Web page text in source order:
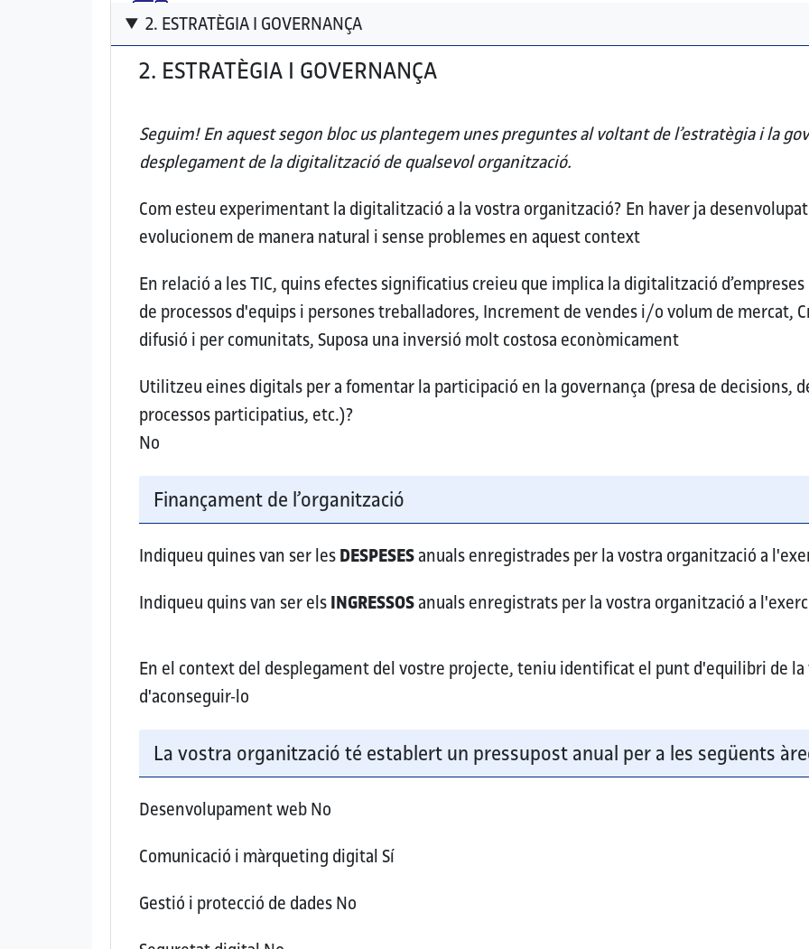
2. ESTRATÈGIA I GOVERNANÇA
2. ESTRATÈGIA I GOVERNANÇA
Seguim! En aquest segon bloc us plantegem unes preguntes al voltant de l’estratègia i la
desplegament de la digitalització de qualsevol organització.
Com esteu experimentant la digitalització a la vostra organització? En haver ja
evolucionem de manera natural i sense problemes en aquest context
En relació a les TIC, quins efectes significatius creieu que implica la digitalització
de processos d'equips i persones treballadores, Increment de vendes i/o volum de mercat,
difusió i per comunitats, Suposa una inversió molt costosa econòmicament
Utilitzeu eines digitals per a fomentar la participació en la governança (presa de decisions,
processos participatius, etc.)?
No
Finançament de l’organització
Indiqueu quines van ser lesDESPESESanuals enregistrades per la vostra organització a
Indiqueu quins van ser elsINGRESSOSanuals enregistrats per la vostra organització a
En el context del desplegament del vostre projecte, teniu identificat el punt d'equilibri de
d'aconseguir-lo
La vostra organització té establert un pressupost anual per a les següents
Desenvolupament webNo
Comunicació i màrqueting digital Sí
Gestió i protecció de dadesNo